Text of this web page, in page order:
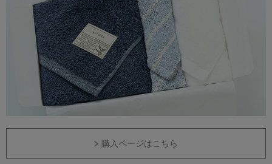
購入ページはこちら